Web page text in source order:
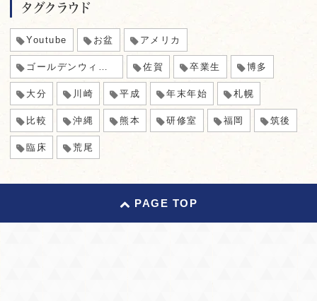
タグクラウド
Youtube お盆 アメリカ
ゴールデンウィーク 佐賀 卒業生 博多
大分 川崎 平成 年末年始 札幌
比較 沖縄 熊本 研修室 福岡 筑後
臨床 荒尾
PAGE TOP